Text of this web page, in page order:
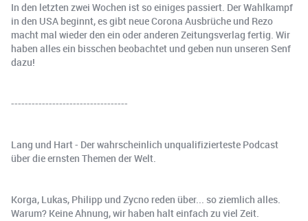
In den letzten zwei Wochen ist so einiges passiert. Der Wahlkampf
in den USA beginnt, es gibt neue Corona Ausbrüche und Rezo
macht mal wieder den ein oder anderen Zeitungsverlag fertig. Wir
haben alles ein bisschen beobachtet und geben nun unseren Senf
dazu!
----------------------------------
Lang und Hart - Der wahrscheinlich unqualifizierteste Podcast
über die ernsten Themen der Welt.
Korga, Lukas, Philipp und Zycno reden über... so ziemlich alles.
Warum? Keine Ahnung, wir haben halt einfach zu viel Zeit.